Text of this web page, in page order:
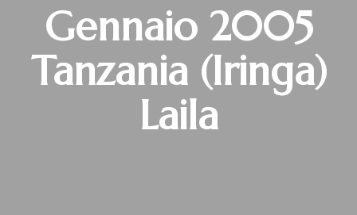
Gennaio 2005
Tanzania (Iringa)
Laila